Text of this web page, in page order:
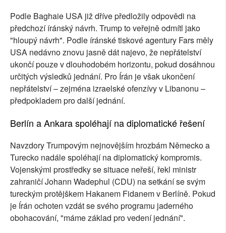
Podle Baghaie USA již dříve předložily odpovědi na
předchozí íránský návrh. Trump to veřejně odmítl jako
"hloupý návrh". Podle íránské tiskové agentury Fars měly
USA nedávno znovu jasně dát najevo, že nepřátelství
ukončí pouze v dlouhodobém horizontu, pokud dosáhnou
určitých výsledků jednání. Pro Írán je však ukončení
nepřátelství – zejména izraelské ofenzívy v Libanonu –
předpokladem pro další jednání.
Berlín a Ankara spoléhají na diplomatické řešení
Navzdory Trumpovým nejnovějším hrozbám Německo a
Turecko nadále spoléhají na diplomatický kompromis.
Vojenskými prostředky se situace neřeší, řekl ministr
zahraničí Johann Wadephul (CDU) na setkání se svým
tureckým protějškem Hakanem Fidanem v Berlíně. Pokud
je Írán ochoten vzdát se svého programu jaderného
obohacování, "máme základ pro vedení jednání".